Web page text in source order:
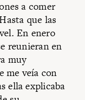
a comer
que las
En enero
reunieran en
muy
me veía con
ella explicaba